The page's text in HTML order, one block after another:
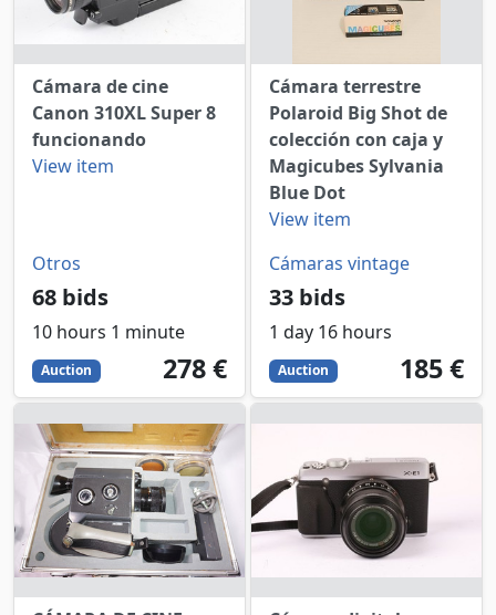
Cámara de cine
Canon 310XL Super 8
funcionando
View item
Otros
68 bids
10 hours 1 minute
Auction 278
EUR
278 €
Cámara terrestre
Polaroid Big Shot de
colección con caja y
Magicubes Sylvania
Blue Dot
View item
Cámaras vintage
33 bids
1 day 16 hours
Auction 185
EUR
185 €